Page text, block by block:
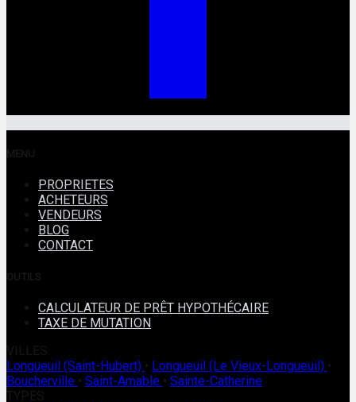
PROPRIETES
ACHETEURS
VENDEURS
BLOG
CONTACT
CALCULATEUR DE PRÊT HYPOTHÉCAIRE
TAXE DE MUTATION
Longueuil (Saint-Hubert)
Longueuil (Le Vieux-Longueuil)
Boucherville
Saint-Amable
Sainte-Catherine